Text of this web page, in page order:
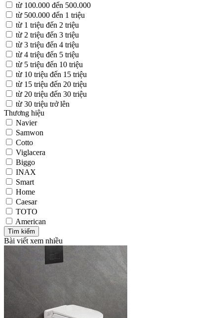
từ 100.000 đến 500.000
từ 500.000 đến 1 triệu
từ 1 triệu đến 2 triệu
từ 2 triệu đến 3 triệu
từ 3 triệu đến 4 triệu
từ 4 triệu đến 5 triệu
từ 5 triệu đến 10 triệu
từ 10 triệu đến 15 triệu
từ 15 triệu đến 20 triệu
từ 20 triệu đến 30 triệu
từ 30 triệu trở lên
Thương hiệu
Navier
Samwon
Cotto
Viglacera
Biggo
INAX
Smart
Home
Caesar
TOTO
American
Bài viết xem nhiều